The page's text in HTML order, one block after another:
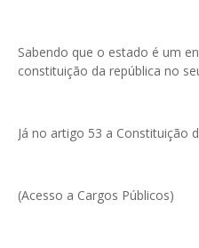
Sabendo que o estado é um
constituição da república no
Já no artigo 53 a Constituição
(Acesso a Cargos Públicos)